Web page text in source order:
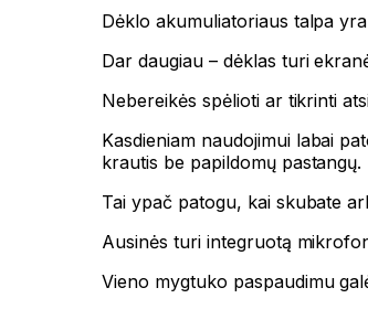
Dėklo akumuliatoriaus talpa
Dar daugiau – dėklas turi
Nebereikės spėlioti ar tikrinti
Kasdieniam naudojimui labai
krautis be papildomų pastangų.
Tai ypač patogu, kai skubate
Ausinės turi integruotą
Vieno mygtuko paspaudimu